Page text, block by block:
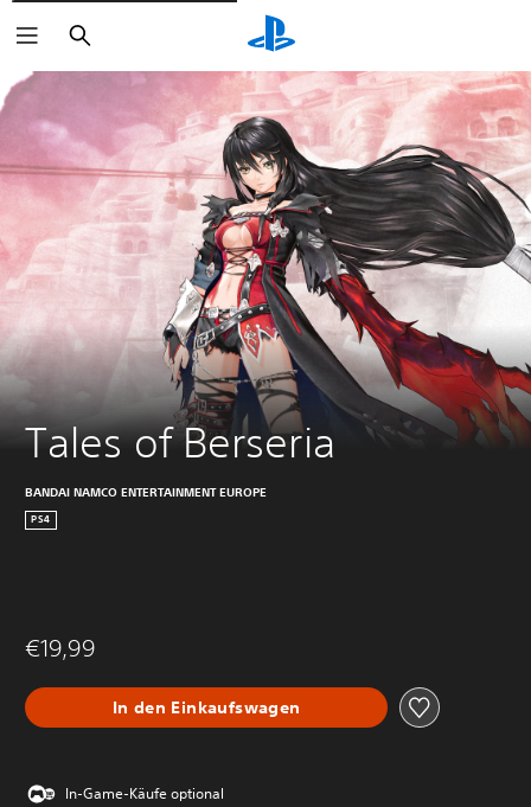
Suchen
Tales of Berseria
BANDAI NAMCO ENTERTAINMENT EUROPE
PS4
€19,99
In den Einkaufswagen
In-Game-Käufe optional